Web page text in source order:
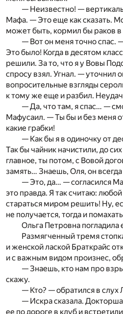
— Неизвестно! —
Мафа. — Это еще как сказать.
может быть, кормил бы раков в
— Вот он меня точно спас.
Это было! Когда в десятом
решили. За то, что я у Вовы
спросу взял. Угнал. — уточнил
вопросительные взгляды
к тому же еще и разбил.
— Да, что там, я спас… —
Мафусаил. — Ты бы и без меня
какие грабки!
— Как бы я в одиночку от
Так бы чайник начистили, до
главное, ты потом, с Вовой
замять… Знаешь, Оля, он
— Это, да… — согласился
это правда. Я так считаю:
стараться миром решить! Ну,
не получается, тогда и
Ольга Петровна погладила
Размягченный тремя
и женской лаской Браткрайс
и с важным видом произнес,
— Знаешь, кто нам про
скажу.
— Кто? — обратился в слух
— Искра сказала.
ее по дороге в клуб и